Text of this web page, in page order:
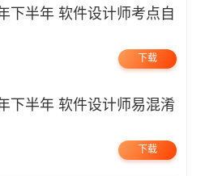
下载
下载